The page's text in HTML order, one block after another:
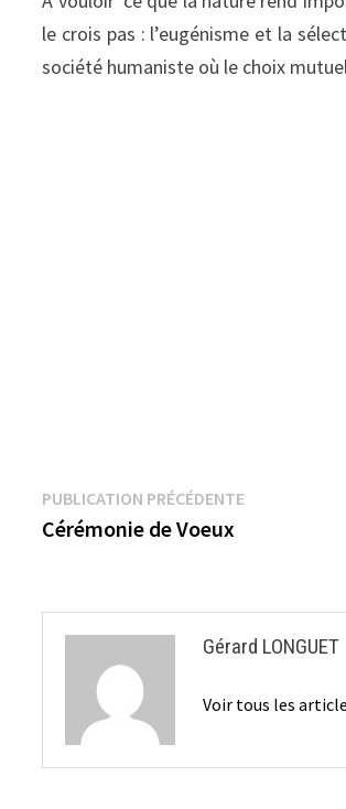
le crois pas : l’eugénisme et la
société humaniste où le choix
Navigation
de
PUBLICATION PRÉCÉDENTEPublication
Cérémonie de Voeux
Gérard LONGUET
Voir tous les